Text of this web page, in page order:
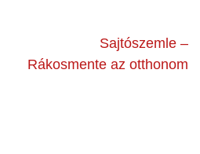
Sajtószemle –
Rákosmente az otthonom